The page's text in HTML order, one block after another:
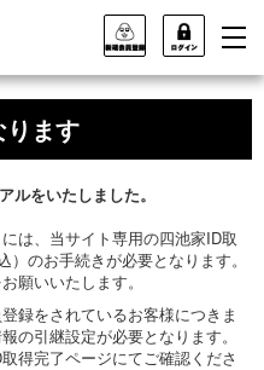
ます
ルをいたしました。
は、当サイト専用の四池家ID取
のお手続きが必要となります。
願いいたします。
録をされているお客様につきま
の引継設定が必要となります。
得完了ページにてご確認くださ